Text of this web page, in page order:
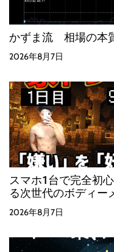
かずま流 相場の本
2026年8月7日
スマホ1台で完全初
る次世代のボディー
2026年8月7日